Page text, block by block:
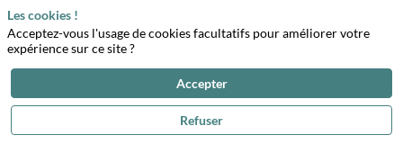
Les cookies !
Acceptez-vous l'usage de cookies facultatifs pour améliorer votre
expérience sur ce site ?
Accepter
Refuser